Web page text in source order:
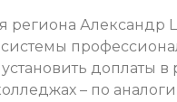
региона Александр
доплаты
– по